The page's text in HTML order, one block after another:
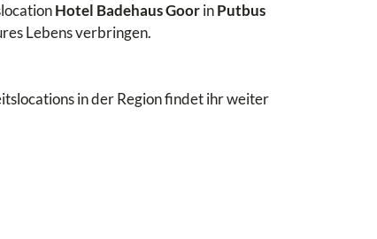
Hotel Badehaus GoorinPutbus
Lebens verbringen.
in der Region findet ihr weiter